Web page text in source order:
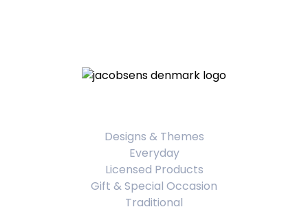
Designs & Themes
Everyday
Licensed Products
Gift & Special Occasion
Traditional